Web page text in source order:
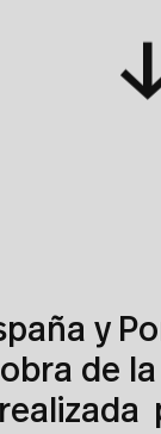
y
de